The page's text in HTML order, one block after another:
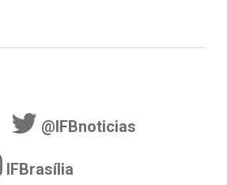
@IFBnoticias
IFBrasília